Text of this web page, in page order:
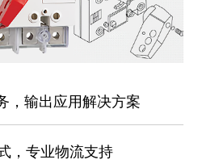
，输出应用解决方案
，专业物流支持